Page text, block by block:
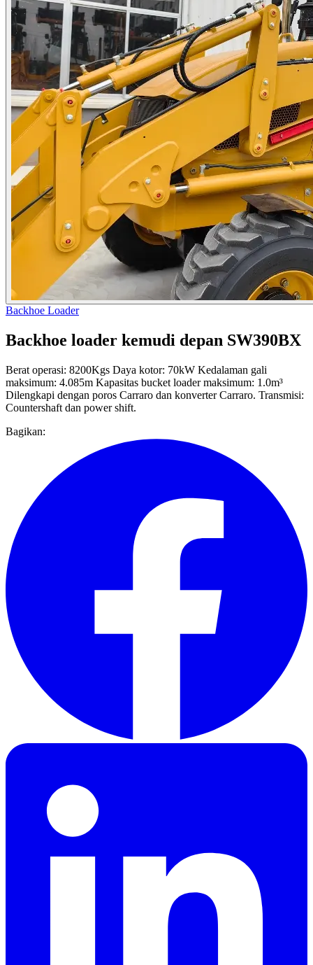
Backhoe Loader
Backhoe loader kemudi depan SW390BX
Berat operasi: 8200Kgs Daya kotor: 70kW Kedalaman gali
maksimum: 4.085m Kapasitas bucket loader maksimum: 1.0m³
Dilengkapi dengan poros Carraro dan konverter Carraro. Transmisi:
Countershaft dan power shift.
Bagikan: